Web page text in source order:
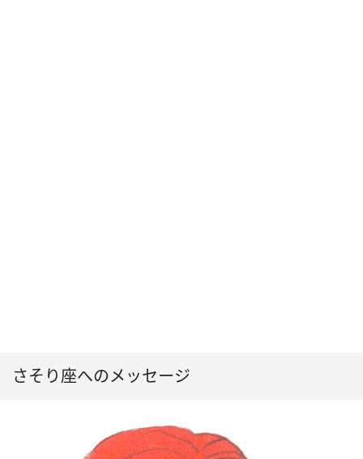
さそり座へのメッセージ